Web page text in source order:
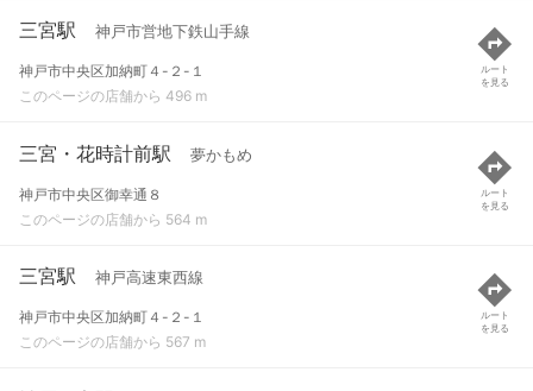
三宮駅 神戸市営地下鉄山手線
神戸市中央区加納町４-２-１
このページの店舗から 496 m
ルート
を見る
三宮・花時計前駅 夢かもめ
神戸市中央区御幸通８
このページの店舗から 564 m
ルート
を見る
三宮駅 神戸高速東西線
神戸市中央区加納町４-２-１
このページの店舗から 567 m
ルート
を見る